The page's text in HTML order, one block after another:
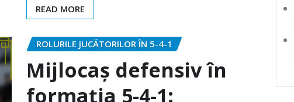
READ MORE
ROLURILE JUCĂTORILOR ÎN 5-4-1
Mijlocaș defensiv în
formația 5-4-1: